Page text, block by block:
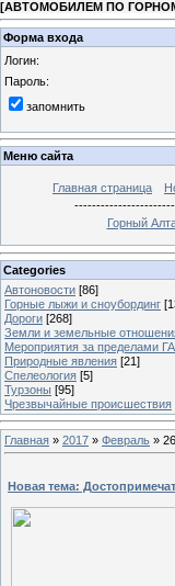
[АВТОМОБИЛЕМ ПО
Форма входа
Логин:
Пароль:
запомнить
Меню сайта
Главная страница
Горный
Categories
Автоновости [86]
Горные лыжи и сноубординг
Дороги [268]
Земли и земельные
Мероприятия за пределами ГА
Природные явления [21]
Спелеология [5]
Турзоны [95]
Чрезвычайные происшествия
Главная » 2017 » Февраль » 26
Новая тема: